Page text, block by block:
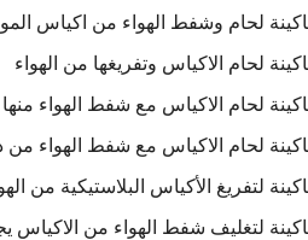
لحام وشفط الهواء من اكياس
لحام الاكياس وتفريغها من الهواء
لحام الاكياس مع شفط الهواء منها
لحام الاكياس مع شفط الهواء
لتفريغ الأكياس البلاستيكية من
لتغليف شفط الهواء من الاكياس